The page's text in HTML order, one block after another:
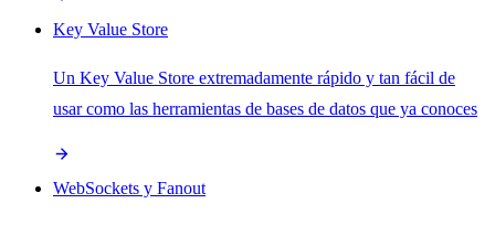
Key Value Store
Un Key Value Store extremadamente rápido y tan fácil de
usar como las herramientas de bases de datos que ya conoces
WebSockets y Fanout